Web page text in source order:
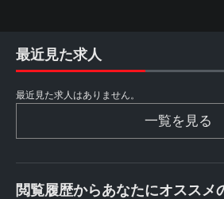
最近見た求人
最近見た求人はありません。
一覧を見る
閲覧履歴からあなたにオススメ